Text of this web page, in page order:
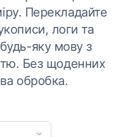
Перекладайте
логи та
яку мову з
Без щоденних
обробка.